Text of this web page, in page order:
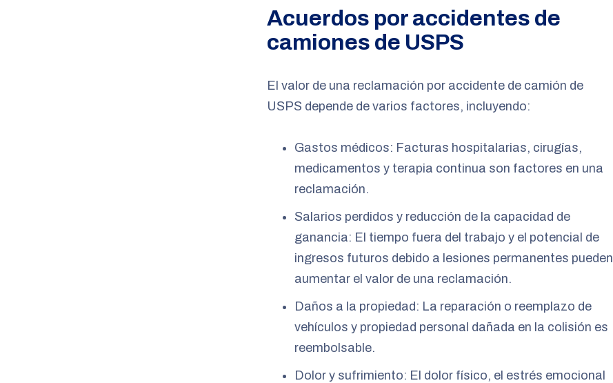
Acuerdos por accidentes de
camiones de USPS
El valor de una reclamación por accidente de camión de
USPS depende de varios factores, incluyendo:
Gastos médicos: Facturas hospitalarias, cirugías,
medicamentos y terapia continua son factores en una
reclamación.
Salarios perdidos y reducción de la capacidad de
ganancia: El tiempo fuera del trabajo y el potencial de
ingresos futuros debido a lesiones permanentes pueden
aumentar el valor de una reclamación.
Daños a la propiedad: La reparación o reemplazo de
vehículos y propiedad personal dañada en la colisión es
reembolsable.
Dolor y sufrimiento: El dolor físico, el estrés emocional